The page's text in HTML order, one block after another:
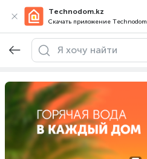
Technodom.kz
Скачать приложение